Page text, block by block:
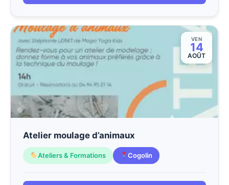
VEN
14
AOÛT
Atelier moulage d’animaux
Ateliers & Formations Cogolin